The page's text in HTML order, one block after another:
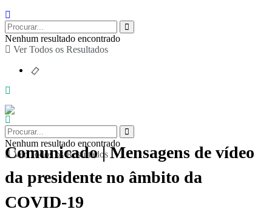
Nenhum resultado encontrado
Ver Todos os Resultados
Nenhum resultado encontrado
Ver Todos os Resultados
Comunicado | Mensagens de vídeo
da presidente no âmbito da
COVID-19